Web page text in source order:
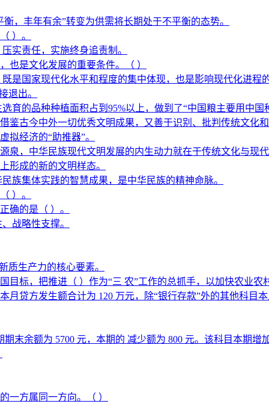
，丰年有余”转变为供需将长期处于不平衡的态势。
）。
实责任，实施终身追责制。
也是文化发展的重要条件。（ ）
是国家现代化水平和程度的集中体现，也是影响现代化进程
退出。
育的品种种植面积占到95%以上，做到了“中国粮主要用中国
鉴古今中外一切优秀文明成果，又善于识别、批判传统文化
拟经济的“助推器”。
泉，中华民族现代文明发展的内生动力就在于传统文化与现
形成的新的文明样态。
族集体实践的智慧成果，是中华民族的精神命脉。
）。
确的是（ ）。
战略性支撑。
质生产力的核心要素。
目标，把推进（ ）作为“三 农”工作的总抓手，以加快农业
贷方发生额合计为 120 万元，除“银行存款”外的其他科目
末余额为 5700 元，本期的 减少额为 800 元。该科目本期增
一方属同一方向。（ ）